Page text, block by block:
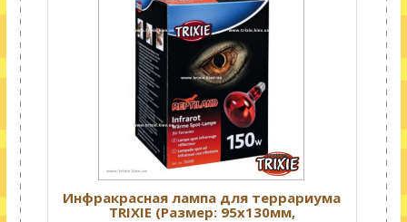
Инфракрасная лампа для террариума
TRIXIE (Размер: 95х130мм,